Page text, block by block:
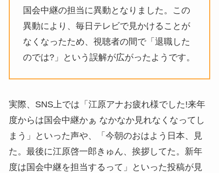
国会中継の担当に異動となりました。この
異動により、毎日テレビで見かけることが
なくなったため、視聴者の間で「退職した
のでは?」という誤解が広がったようです。
実際、SNS上では「江原アナお疲れ様でした!来年
度からは国会中継かぁ なかなか見れなくなってし
まう」といった声や、「今朝のおはよう日本、見
た。最後に江原啓一郎きゅん、挨拶してた。新年
度は国会中継を担当するって」といった投稿が見